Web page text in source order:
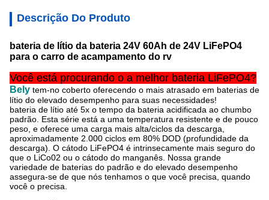
Descrição Do Produto
bateria de lítio da bateria 24V 60Ah de 24V LiFePO4
para o carro de acampamento do rv
Você está procurando o a melhor bateria LiFePO4?
Bely tem-no coberto oferecendo o mais atrasado em baterias de
lítio do elevado desempenho para suas necessidades!
bateria de lítio até 5x o tempo da bateria acidificada ao chumbo
padrão. Esta série está a uma temperatura resistente e de pouco
peso, e oferece uma carga mais alta/ciclos da descarga,
aproximadamente 2.000 ciclos em 80% DOD (profundidade da
descarga). O cátodo LiFePO4 é intrinsecamente mais seguro do
que o LiCo02 ou o cátodo do manganês. Nossa grande
variedade de baterias do padrão e do elevado desempenho
assegura-se de que nós tenhamos o que você precisa, quando
você o precisa.